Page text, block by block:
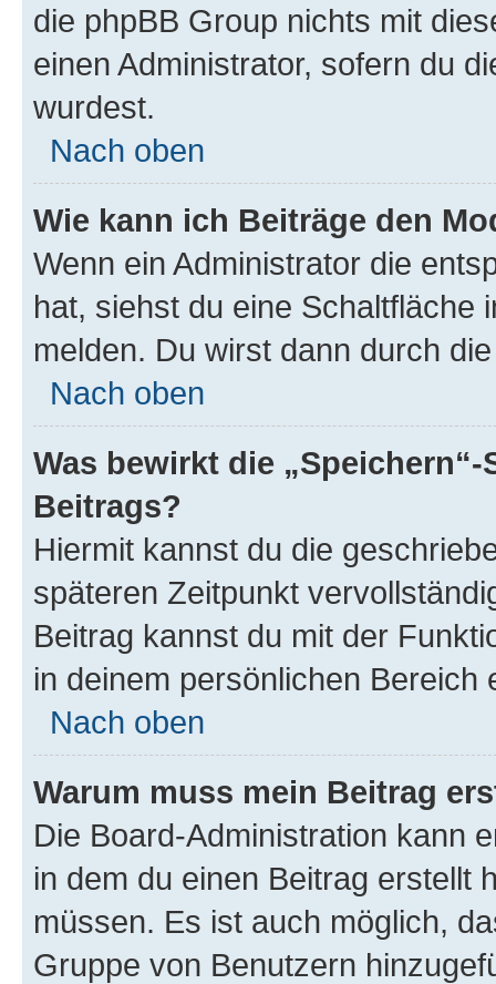
die phpBB Group nichts mit
einen Administrator, sofern du
wurdest.
Nach oben
Wie kann ich Beiträge den
Wenn ein Administrator die
hat, siehst du eine Schaltfläche
melden. Du wirst dann durch
Nach oben
Was bewirkt die
Beitrags?
Hiermit kannst du die
späteren Zeitpunkt
Beitrag kannst du mit der
in deinem persönlichen Bereich
Nach oben
Warum muss mein Beitrag
Die Board-Administration kann
in dem du einen Beitrag erstellt
müssen. Es ist auch möglich,
Gruppe von Benutzern